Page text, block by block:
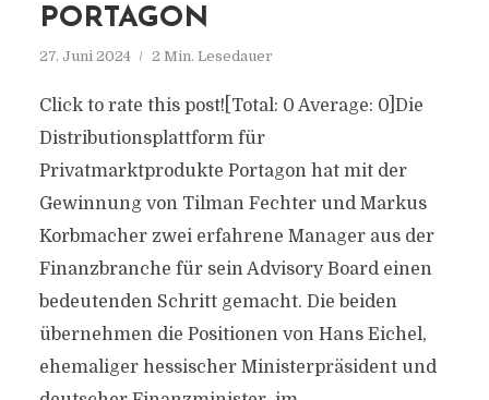
PORTAGON
27. Juni 2024 2 Min. Lesedauer
Click to rate this post![Total: 0 Average: 0]Die
Distributionsplattform für
Privatmarktprodukte Portagon hat mit der
Gewinnung von Tilman Fechter und Markus
Korbmacher zwei erfahrene Manager aus der
Finanzbranche für sein Advisory Board einen
bedeutenden Schritt gemacht. Die beiden
übernehmen die Positionen von Hans Eichel,
ehemaliger hessischer Ministerpräsident und